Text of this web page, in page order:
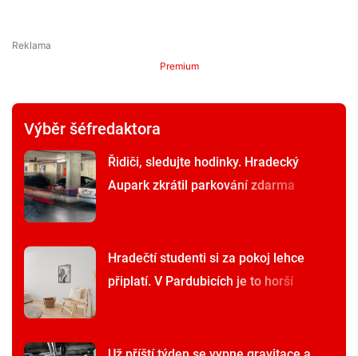
Premium
Výběr šéfredaktora
Řidiči, sledujte hodinky. Hradecký
Aupark zkrátil parkování zdarma
Hradečtí studenti si za pokoj lehce
připlatí. V Pardubicích je to horší